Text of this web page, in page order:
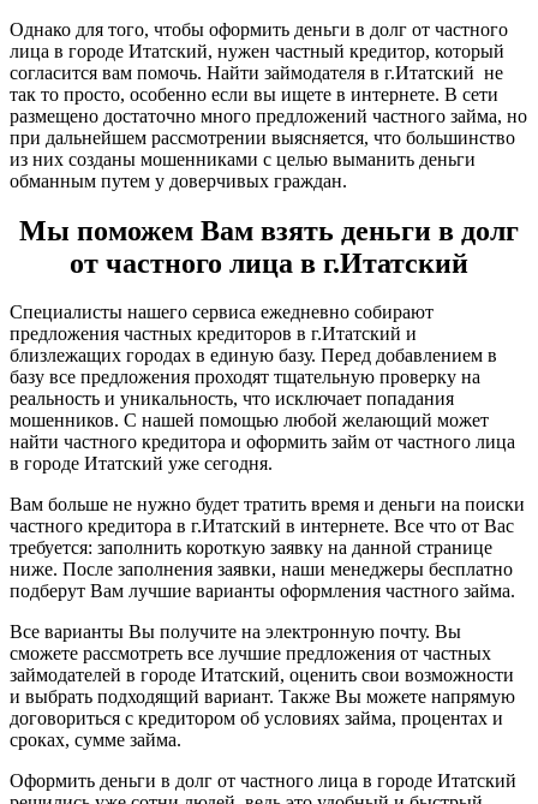
Однако для того, чтобы оформить деньги в долг от частного
лица в городе Итатский, нужен частный кредитор, который
согласится вам помочь. Найти займодателя в г.Итатский не
так то просто, особенно если вы ищете в интернете. В сети
размещено достаточно много предложений частного займа, но
при дальнейшем рассмотрении выясняется, что большинство
из них созданы мошенниками с целью выманить деньги
обманным путем у доверчивых граждан.
Мы поможем Вам взять деньги в долг
от частного лица в г.Итатский
Специалисты нашего сервиса ежедневно собирают
предложения частных кредиторов в г.Итатский и
близлежащих городах в единую базу. Перед добавлением в
базу все предложения проходят тщательную проверку на
реальность и уникальность, что исключает попадания
мошенников. С нашей помощью любой желающий может
найти частного кредитора и оформить займ от частного лица
в городе Итатский уже сегодня.
Вам больше не нужно будет тратить время и деньги на поиски
частного кредитора в г.Итатский в интернете. Все что от Вас
требуется: заполнить короткую заявку на данной странице
ниже. После заполнения заявки, наши менеджеры бесплатно
подберут Вам лучшие варианты оформления частного займа.
Все варианты Вы получите на электронную почту. Вы
сможете рассмотреть все лучшие предложения от частных
займодателей в городе Итатский, оценить свои возможности
и выбрать подходящий вариант. Также Вы можете напрямую
договориться с кредитором об условиях займа, процентах и
сроках, сумме займа.
Оформить деньги в долг от частного лица в городе Итатский